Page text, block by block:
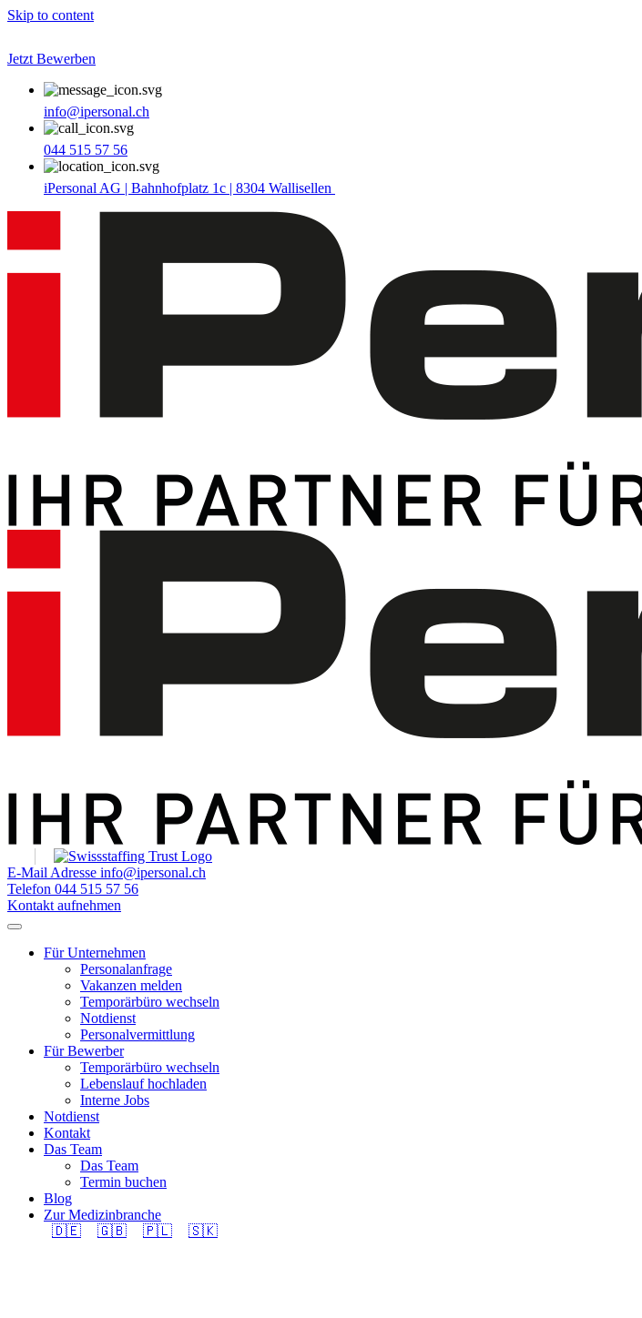
Skip to content
Jetzt Bewerben
info@ipersonal.ch
044 515 57 56
iPersonal AG | Bahnhofplatz 1c | 8304 Wallisellen
E-Mail Adresse info@ipersonal.ch
Telefon 044 515 57 56
Kontakt aufnehmen
Für Unternehmen
Personalanfrage
Vakanzen melden
Temporärbüro wechseln
Notdienst
Personalvermittlung
Für Bewerber
Temporärbüro wechseln
Lebenslauf hochladen
Interne Jobs
Notdienst
Kontakt
Das Team
Das Team
Termin buchen
Blog
Zur Medizinbranche
🇩🇪
🇬🇧 🇵🇱 🇸🇰